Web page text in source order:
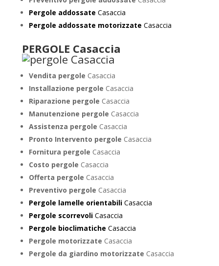
Pergole addossate Casaccia
Pergole addossate motorizzate Casaccia
PERGOLE Casaccia
Vendita pergole Casaccia
Installazione pergole Casaccia
Riparazione pergole Casaccia
Manutenzione pergole Casaccia
Assistenza pergole Casaccia
Pronto Intervento pergole Casaccia
Fornitura pergole Casaccia
Costo pergole Casaccia
Offerta pergole Casaccia
Preventivo pergole Casaccia
Pergole lamelle orientabiliCasaccia
Pergole scorrevoliCasaccia
Pergole bioclimatiche Casaccia
Pergole motorizzate Casaccia
Pergole da giardino motorizzate Casaccia